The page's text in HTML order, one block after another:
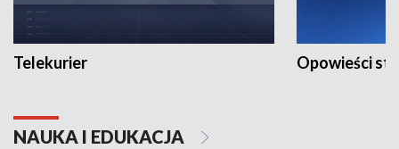
Telekurier Opowieści
NAUKA I EDUKACJA